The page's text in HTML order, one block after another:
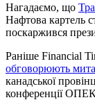
Нагадаємо, що
Нафтова картель
поскаржився
Раніше Financial
обговорюють
канадської
конференції